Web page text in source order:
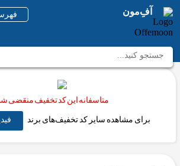
آفِ‌مون
متاسفانه این کد تخفیف منقضی
برای مشاهده سایر کد تخفیف‌های برند